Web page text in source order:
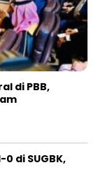
di PBB,
di SUGBK,